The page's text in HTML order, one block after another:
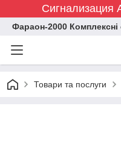
Сигнализация
Фараон-2000 Комплексні
Товари та послуги